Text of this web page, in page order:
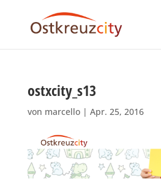
ostxcity_s13
von marcello| Apr. 25, 2016